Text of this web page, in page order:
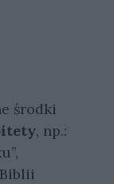
środki
, np.:
Biblii